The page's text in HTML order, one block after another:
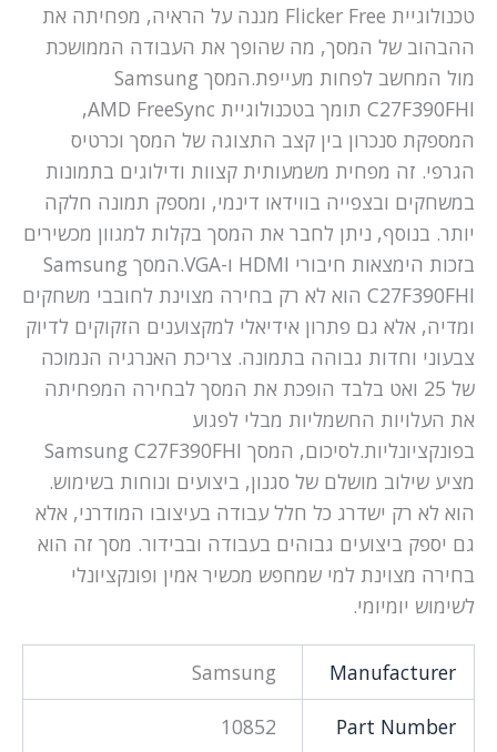
טכנולוגיית Flicker Free מגנה על הראיה, מפחיתה את
ההבהוב של המסך, מה שהופך את העבודה הממושכת
מול המחשב לפחות מעייפת.המסך Samsung
C27F390FHI תומך בטכנולוגיית AMD FreeSync,
המספקת סנכרון בין קצב התצוגה של המסך וכרטיס
הגרפי. זה מפחית משמעותית קצוות ודילוגים בתמונות
במשחקים ובצפייה בווידאו דינמי, ומספק תמונה חלקה
יותר. בנוסף, ניתן לחבר את המסך בקלות למגוון מכשירים
בזכות הימצאות חיבורי HDMI ו-VGA.המסך Samsung
C27F390FHI הוא לא רק בחירה מצוינת לחובבי משחקים
ומדיה, אלא גם פתרון אידיאלי למקצוענים הזקוקים לדיוק
צבעוני וחדות גבוהה בתמונה. צריכת האנרגיה הנמוכה
של 25 ואט בלבד הופכת את המסך לבחירה המפחיתה
את העלויות החשמליות מבלי לפגוע
בפונקציונליות.לסיכום, המסך Samsung C27F390FHI
מציע שילוב מושלם של סגנון, ביצועים ונוחות בשימוש.
הוא לא רק ישדרג כל חלל עבודה בעיצובו המודרני, אלא
גם יספק ביצועים גבוהים בעבודה ובבידור. מסך זה הוא
בחירה מצוינת למי שמחפש מכשיר אמין ופונקציונלי
לשימוש יומיומי.
Manufacturer
Samsung
Part Number
10852